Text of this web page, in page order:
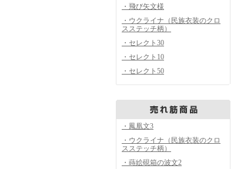
・飛び矢文様
・ウクライナ（民族衣装のクロ
スステッチ柄）
・セレクト30
・セレクト10
・セレクト50
・鳳凰文3
・ウクライナ（民族衣装のクロ
スステッチ柄）
・蒔絵硯箱の波文2